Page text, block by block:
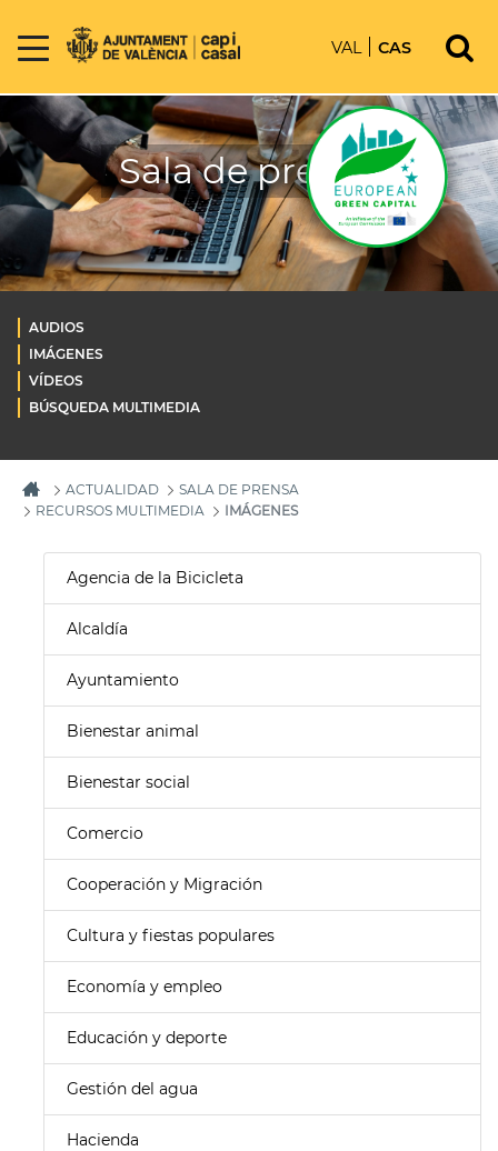
VAL CAS
Sala de prensa
AUDIOS
IMÁGENES
VÍDEOS
BÚSQUEDA MULTIMEDIA
ACTUALIDAD
SALA DE PRENSA
RECURSOS MULTIMEDIA
IMÁGENES
Agencia de la Bicicleta
Alcaldía
Ayuntamiento
Bienestar animal
Bienestar social
Comercio
Cooperación y Migración
Cultura y fiestas populares
Economía y empleo
Educación y deporte
Gestión del agua
Hacienda